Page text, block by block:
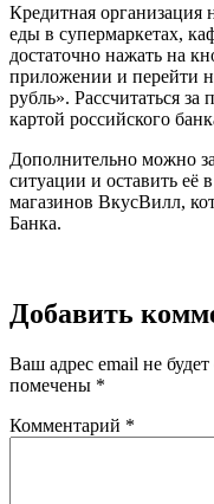
Кредитная организация
еды в супермаркетах,
достаточно нажать на
приложении и перейти
рубль». Рассчитаться
картой российского
Дополнительно можно
ситуации и оставить её
магазинов ВкусВилл,
Банка.
Добавить
Ваш адрес email не
помечены *
Комментарий *